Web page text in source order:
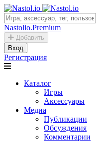
Nastolio.Premium
Добавить
Вход
Регистрация
Каталог
Игры
Аксессуары
Медиа
Публикации
Обсуждения
Комментарии